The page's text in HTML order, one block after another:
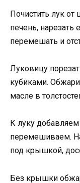
Почистить лук от
печень, нарезать
перемешать и
Луковицу
кубиками.
масле в
К луку
перемешиваем.
под крышкой,
Без крышки